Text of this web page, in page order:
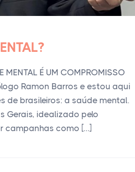
É UM COMPROMISSO
Ramon Barros e estou aqui
de brasileiros: a saúde mental.
Gerais, idealizado pelo
campanhas como […]